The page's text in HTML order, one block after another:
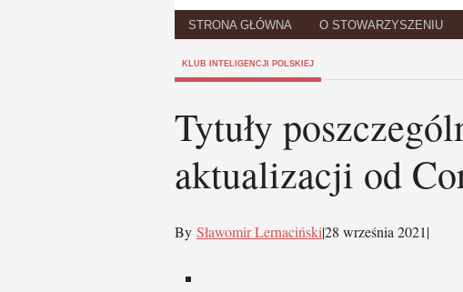
STRONA GŁÓWNA O STOWARZYSZENIU
KLUB INTELIGENCJI POLSKIEJ
Tytuły
aktualizacji od
By Sławomir Lernaciński|28 września 2021|